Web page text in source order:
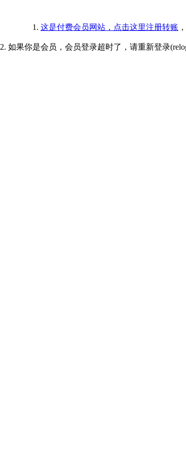
1. 这是付费会员网站，点击这里注册转账
2. 如果你是会员，会员登录超时了，请重新登录